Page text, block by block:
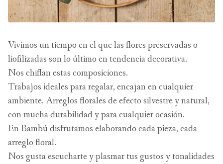
Vivimos un tiempo en el que las flores preservadas o
liofilizadas son lo último en tendencia decorativa.
Nos chiflan estas composiciones.
Trabajos ideales para regalar, encajan en cualquier
ambiente. Arreglos florales de efecto silvestre y natural,
con mucha durabilidad y para cualquier ocasión.
En Bambú disfrutamos elaborando cada pieza, cada
arreglo floral.
Nos gusta escucharte y plasmar tus gustos y tonalidades